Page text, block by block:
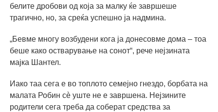
белите дробови од која за малку ќе завршеше
трагично, но, за среќа успешно ја надмина.
„Бевме многу возбудени кога ја донесовме дома – тоа
беше како остварување на сонот“, рече нејзината
мајка Шантел.
Иако таа сега е во топлото семејно гнездо, борбата на
малата Робин сè уште не е завршена. Нејзините
родители сега треба да соберат средства за